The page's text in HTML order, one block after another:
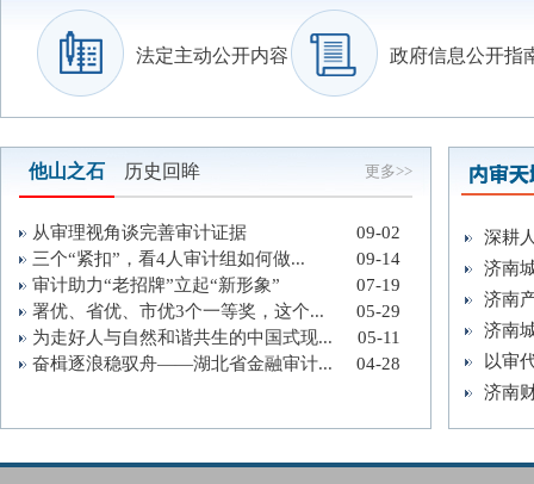
法定主动公开内容 政府信息公开指
他山之石 历史回眸 更多>>
从审理视角谈完善审计证据
09-02
三个“紧扣”，看4人审计组如何做...
09-14
审计助力“老招牌”立起“新形象”
07-19
署优、省优、市优3个一等奖，这个...
05-29
为走好人与自然和谐共生的中国式现...
05-11
奋楫逐浪稳驭舟——湖北省金融审计...
04-28
深耕
济南
济南
济南
以审
济南